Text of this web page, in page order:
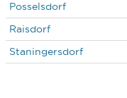
Posselsdorf
Raisdorf
Staningersdorf